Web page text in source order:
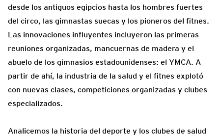
desde los antiguos egipcios hasta los hombres fuertes
del circo, las gimnastas suecas y los pioneros del fitnes.
Las innovaciones influyentes incluyeron las primeras
reuniones organizadas, mancuernas de madera y el
abuelo de los gimnasios estadounidenses: el YMCA. A
partir de ahí, la industria de la salud y el fitnes explotó
con nuevas clases, competiciones organizadas y clubes
especializados.
Analicemos la historia del deporte y los clubes de salud